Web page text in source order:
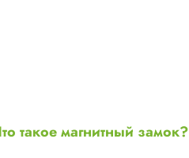
такое магнитный замок?